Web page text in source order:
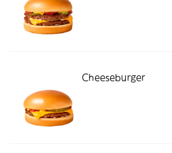
Cheeseburger